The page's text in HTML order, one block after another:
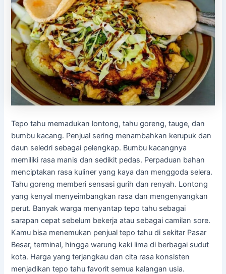
Tepo tahu memadukan lontong, tahu goreng, tauge, dan
bumbu kacang. Penjual sering menambahkan kerupuk dan
daun seledri sebagai pelengkap. Bumbu kacangnya
memiliki rasa manis dan sedikit pedas. Perpaduan bahan
menciptakan rasa kuliner yang kaya dan menggoda selera.
Tahu goreng memberi sensasi gurih dan renyah. Lontong
yang kenyal menyeimbangkan rasa dan mengenyangkan
perut. Banyak warga menyantap tepo tahu sebagai
sarapan cepat sebelum bekerja atau sebagai camilan sore.
Kamu bisa menemukan penjual tepo tahu di sekitar Pasar
Besar, terminal, hingga warung kaki lima di berbagai sudut
kota. Harga yang terjangkau dan cita rasa konsisten
menjadikan tepo tahu favorit semua kalangan usia.